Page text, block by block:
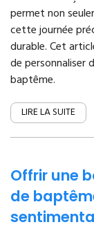
permet non
cette journée
durable. Cet
de personnaliser
baptême.
LIRE LA SUITE
Offrir une
de